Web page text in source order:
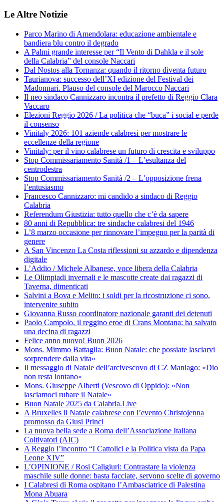
Le Altre Notizie
Parco Marino di Amendolara: educazione ambientale e
bandiera blu contro il degrado
A Palmi grande interesse per “Il Vento di Dahkla e il sole
della Calabria” del console Naccari
Dal Nostos alla Tornanza: quando il ritorno diventa futuro
Taurianova: successo dell’XI edizione del Festival dei
Madonnari. Plauso del console del Marocco Naccari
Il neo sindaco Cannizzaro incontra il prefetto di Reggio Clara
Vaccaro
Elezioni Reggio 2026 / La politica che “buca” i social e perde
il consenso
Vinitaly 2026: 101 aziende calabresi per mostrare le
eccellenze della regione
Vinitaly: per il vino calabrese un futuro di crescita e sviluppo
Stop Commissariamento Sanità /1 – L’esultanza del
centrodestra
Stop Commissariamento Sanità /2 – L’opposizione frena
l’entusiasmo
Francesco Cannizzaro: mi candido a sindaco di Reggio
Calabria
Referendum Giustizia: tutto quello che c’è da sapere
80 anni di Repubblica: tre sindache calabresi del 1946
L’8 marzo occasione per rinnovare l’impegno per la parità di
genere
A San Vincenzo La Costa riflessioni su azzardo e dipendenza
digitale
L’Addio / Michele Albanese, voce libera della Calabria
Le Olimpiadi invernali e le mascotte create dai ragazzi di
Taverna, dimenticati
Salvini a Bova e Melito: i soldi per la ricostruzione ci sono,
intervenire subito
Giovanna Russo coordinatore nazionale garanti dei detenuti
Paolo Campolo, il reggino eroe di Crans Montana: ha salvato
una decina di ragazzi
Felice anno nuovo! Buon 2026
Mons. Mimmo Battaglia: Buon Natale: che possiate lasciarvi
sorprendere dalla vita»
Il messaggio di Natale dell’arcivescovo di CZ Maniago: «Dio
non resta lontano»
Mons. Giuseppe Alberti (Vescovo di Oppido): «Non
lasciamoci rubare il Natale»
Buon Natale 2025 da Calabria.Live
A Bruxelles il Natale calabrese con l’evento Christojenna
promosso da Giusi Princi
La nuova bella sede a Roma dell’Associazione Italiana
Coltivatori (AIC)
A Reggio l’incontro “I Cattolici e la Politica vista da Papa
Leone XIV”
L’OPINIONE / Rosi Caligiuri: Contrastare la violenza
maschile sulle donne: basta facciate, servono scelte di governo
I Calabresi di Roma ospitano l’Ambasciatrice di Palestina
Mona Abuara